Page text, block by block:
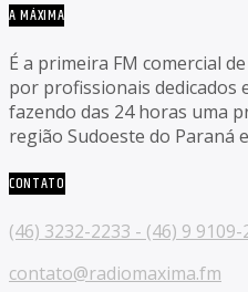
A MÁXIMA
É a primeira FM comercial
por profissionais dedicados
fazendo das 24 horas uma
região Sudoeste do Paraná
CONTATO
(46) 3232-2233 - (46) 9 9109-
contato@radiomaxima.fm